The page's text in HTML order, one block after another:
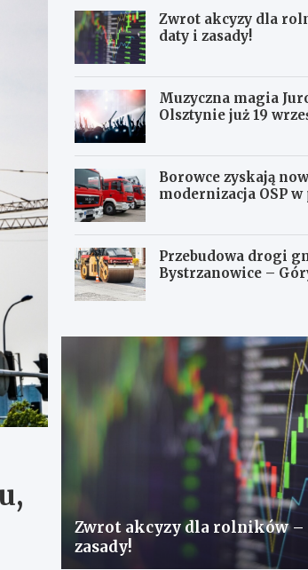
Zwrot akcyzy dla
daty i zasady!
Muzyczna magia
Olsztynie już 19
Borowce zyskają
modernizacja OSP
Przebudowa drogi
Bystrzanowice –
Zwrot akcyzy dla rolników –
zasady!